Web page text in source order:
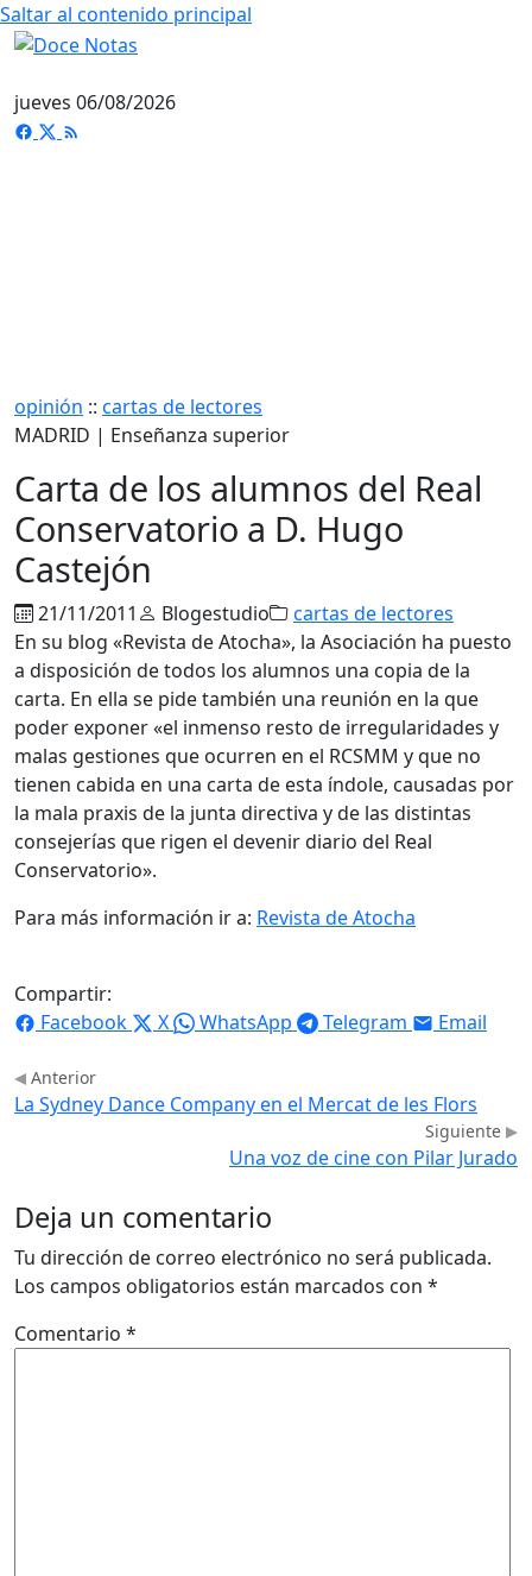
Saltar al contenido principal
jueves 06/08/2026
opinión :: cartas de lectores
MADRID | Enseñanza superior
Carta de los alumnos del Real
Conservatorio a D. Hugo
Castejón
21/11/2011 Blogestudio
cartas de lectores
En su blog «Revista de Atocha», la Asociación ha puesto
a disposición de todos los alumnos una copia de la
carta. En ella se pide también una reunión en la que
poder exponer «el inmenso resto de irregularidades y
malas gestiones que ocurren en el RCSMM y que no
tienen cabida en una carta de esta índole, causadas por
la mala praxis de la junta directiva y de las distintas
consejerías que rigen el devenir diario del Real
Conservatorio».
Para más información ir a: Revista de Atocha
Compartir:
Facebook
X WhatsApp Telegram Email
Anterior
La Sydney Dance Company en el Mercat de les Flors
Siguiente
Una voz de cine con Pilar Jurado
Deja un comentario
Tu dirección de correo electrónico no será publicada.
Los campos obligatorios están marcados con *
Comentario *